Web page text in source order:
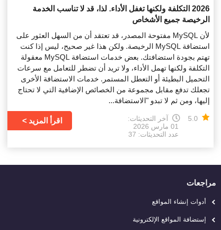
2026 التكلفة ولكنها تغفل الأداء. لذا، قد لا تناسب الخدمة
الرخيصة جميع الأشخاص
لأن MySQL مفتوحة المصدر، قد تعتقد أن من السهل العثور على
استضافة MySQL الرخيصة. ولكن هذا غير صحيح، ليس إذا كنت
تهتم بجودة استضافتك. بعض خدمات استضافة MySQL معقولة
التكلفة ولكنها تهمل الأداء، ولا تريد أن تضطر للتعامل مع سرعات
التحميل البطيئة أو التعطل المستمر. خدمات الاستضافة الأخرى
تجعلك تدفع مقابل مجموعة من الخصائص الإضافية التي لا تحتاج
إليها، ومن ثم لا تبدو "الاستضافة...
5.0
آخر التحديثات:
01 مارس 2026
عدد التحديثات: 37
اقرأ المزيد
مراجعات
أدوات إنشاء المواقع
إستضافة المواقع الإلكترونية